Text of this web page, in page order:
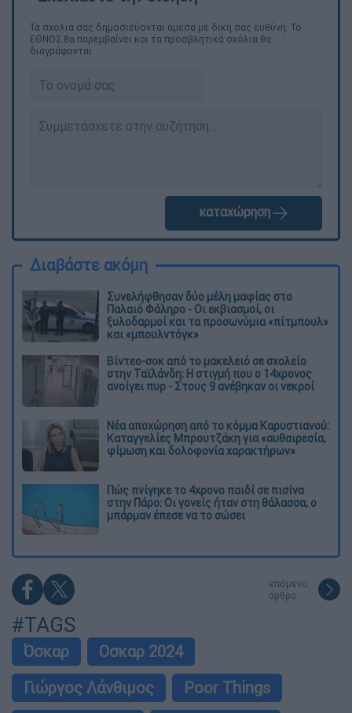
Τα σχολιά σας δημοσιεύονται άμεσα με δική σας ευθύνη. Το
ΕΘΝΟΣ θα παρεμβαίνει και τα προσβλητικά σχόλια θα
διαγράφονται
καταχώρηση
Διαβάστε ακόμη
Συνελήφθησαν δύο μέλη μαφίας στο
Παλαιό Φάληρο - Οι εκβιασμοί, οι
ξυλοδαρμοί και τα προσωνύμια «πίτμπουλ»
και «μπουλντόγκ»
Βίντεο-σοκ από το μακελειό σε σχολείο
στην Ταϊλάνδη: Η στιγμή που ο 14χρονος
ανοίγει πυρ - Στους 9 ανέβηκαν οι νεκροί
Νέα αποχώρηση από το κόμμα Καρυστιανού:
Καταγγελίες Μπρουτζάκη για «αυθαιρεσία,
φίμωση και δολοφονία χαρακτήρων»
Πώς πνίγηκε το 4χρονο παιδί σε πισίνα
στην Πάρο: Οι γονείς ήταν στη θάλασσα, ο
μπάρμαν έπεσε να το σώσει
επόμενο
άρθρο
#TAGS
Όσκαρ
Οσκαρ 2024
Γιώργος Λάνθιμος
Poor Things